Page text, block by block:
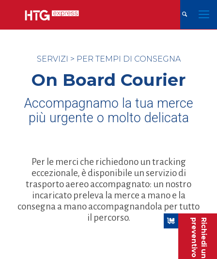
Richiedi un
preventivo
SERVIZI > PER TEMPI DI CONSEGNA
On Board Courier
Accompagnamo la tua merce
più urgente o molto delicata
Per le merci che richiedono un tracking
eccezionale, è disponibile un servizio di
trasporto aereo accompagnato: un nostro
incaricato preleva la merce a mano e la
consegna a mano accompagnandola per tutto
il percorso.